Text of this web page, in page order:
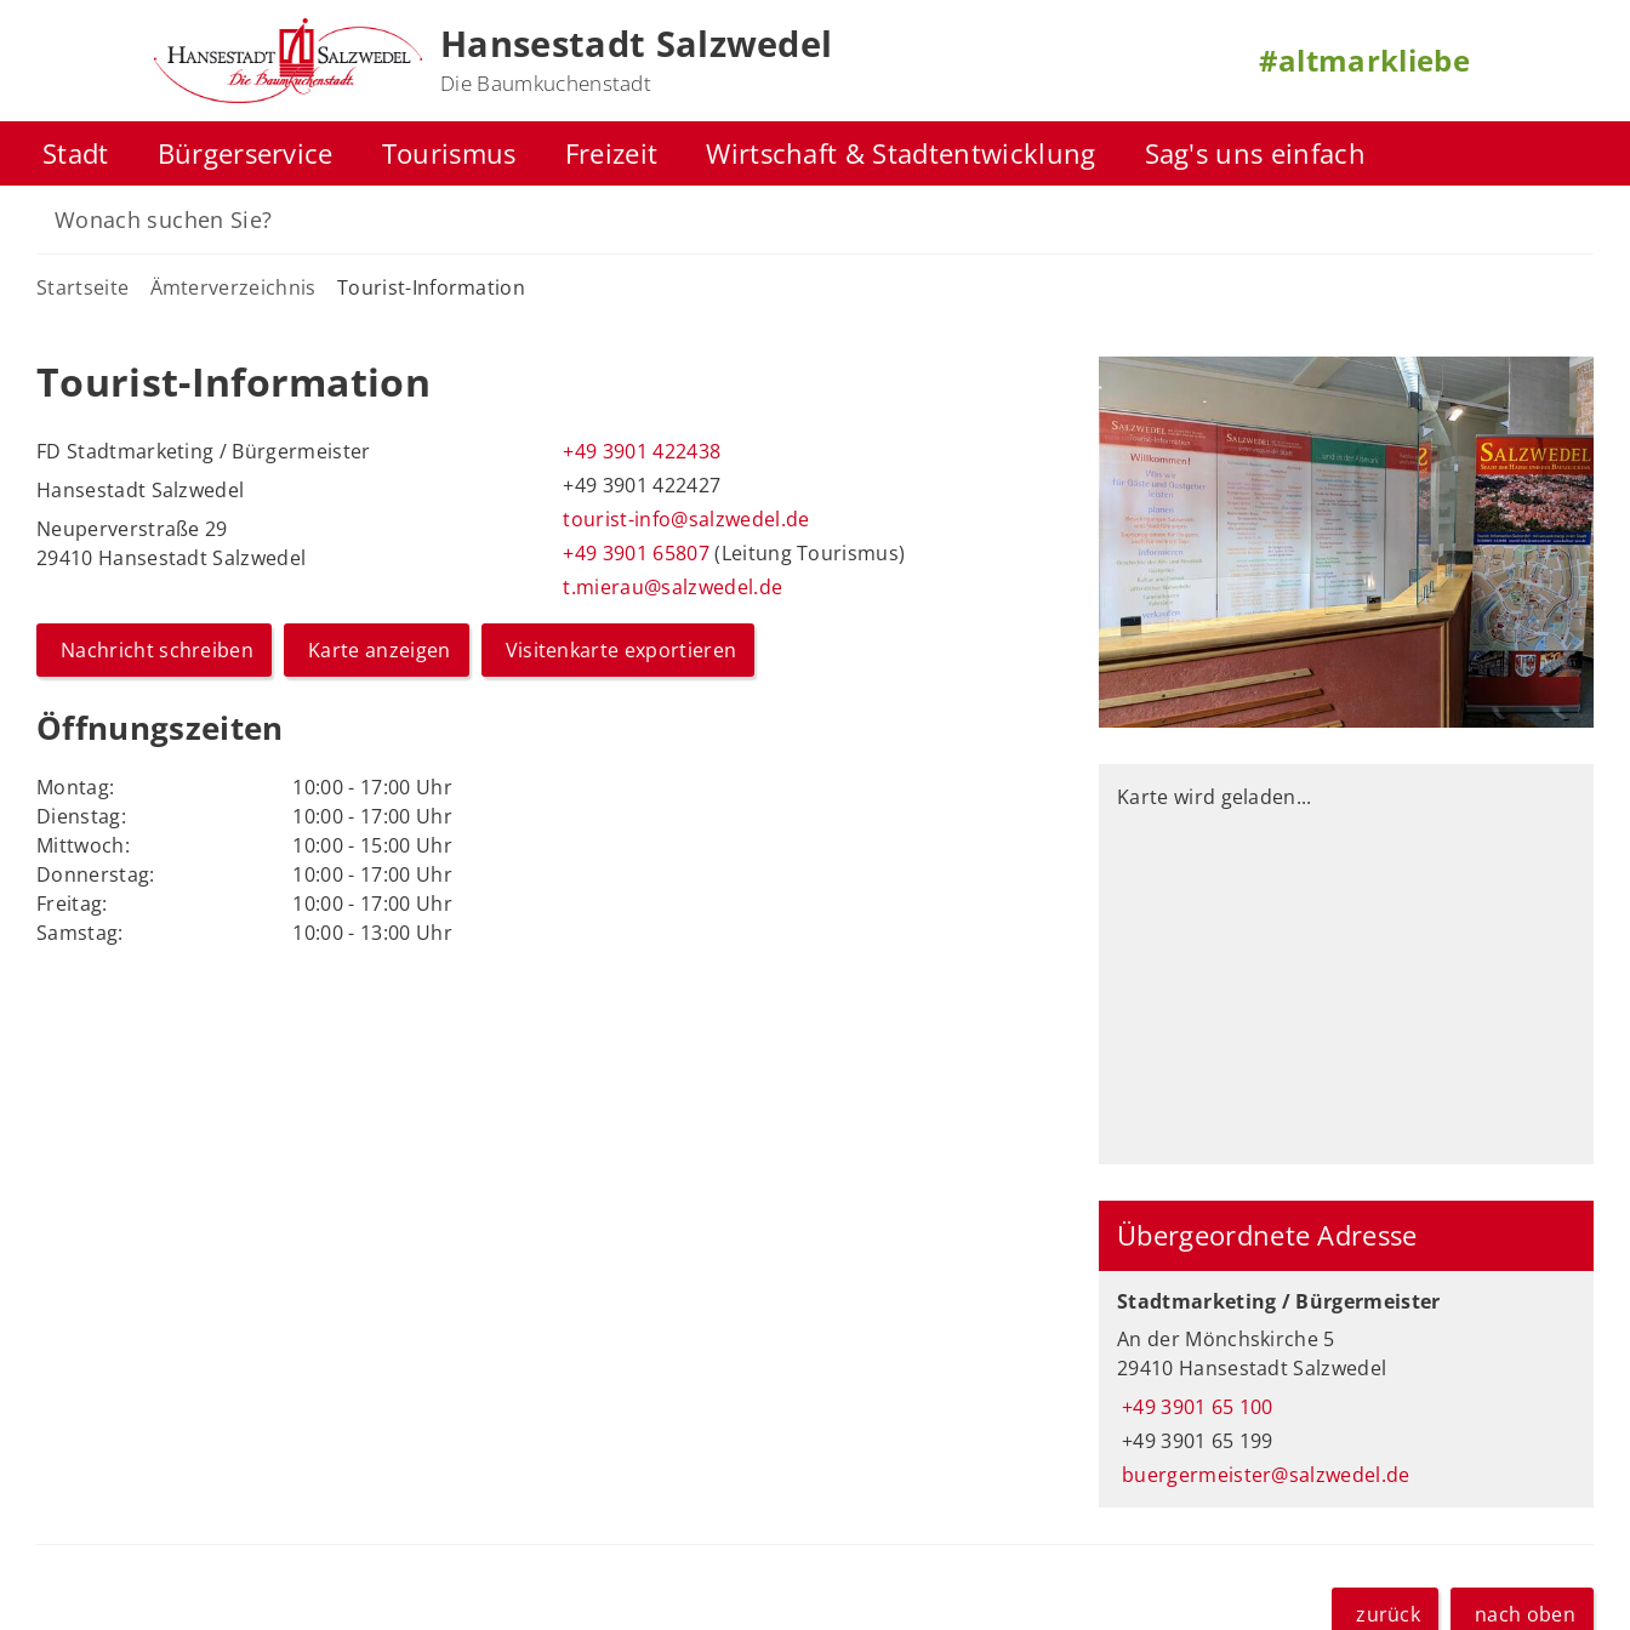
Hansestadt Salzwedel
Die Baumkuchenstadt
#altmarkliebe
Stadt Bürgerservice Tourismus Freizeit Wirtschaft & Stadtentwicklung Sag's uns einfach
Startseite Ämterverzeichnis Tourist-Information
Tourist-Information
FD Stadtmarketing / Bürgermeister
Hansestadt Salzwedel
Neuperverstraße 29
29410 Hansestadt Salzwedel
+49 3901 422438
+49 3901 422427
tourist-info@salzwedel.de
+49 3901 65807(Leitung Tourismus)
t.mierau@salzwedel.de
Nachricht schreiben Karte anzeigen Visitenkarte exportieren
Öffnungszeiten
Montag:
10:00 - 17:00 Uhr
Dienstag:
10:00 - 17:00 Uhr
Mittwoch:
10:00 - 15:00 Uhr
Donnerstag:
10:00 - 17:00 Uhr
Freitag:
10:00 - 17:00 Uhr
Samstag:
10:00 - 13:00 Uhr
Karte wird geladen...
Übergeordnete Adresse
Stadtmarketing / Bürgermeister
An der Mönchskirche 5
29410 Hansestadt Salzwedel
+49 3901 65 100
+49 3901 65 199
buergermeister@salzwedel.de
zurück nach oben